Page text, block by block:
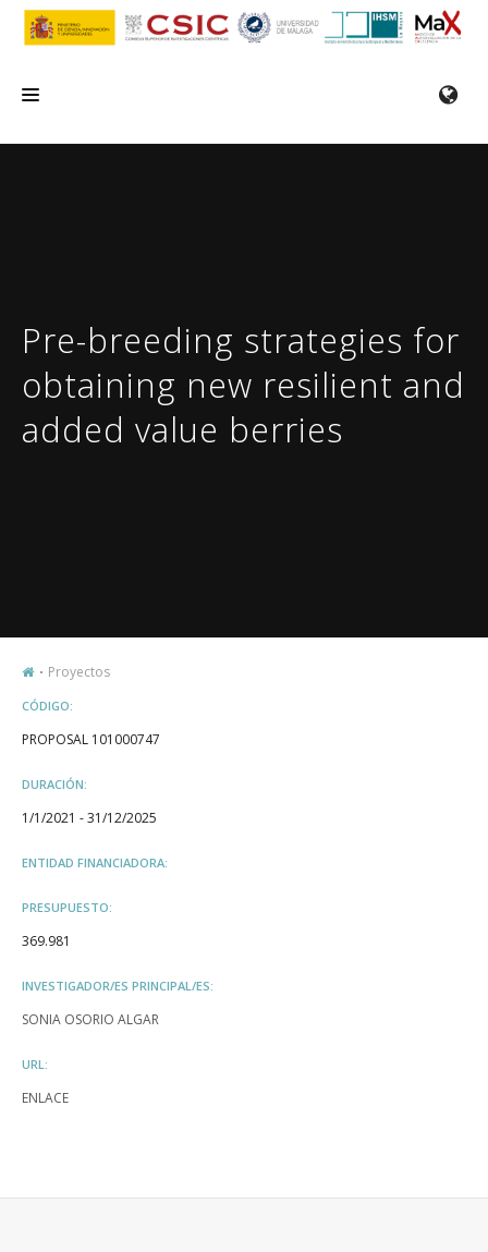
FORMACIÓN/SEMINARIOS
EMPLEO
COMUNICACIÓN
Pre-breeding strategies for
obtaining new resilient and
added value berries
Proyectos
CÓDIGO:
PROPOSAL 101000747
DURACIÓN:
1/1/2021 - 31/12/2025
ENTIDAD FINANCIADORA:
PRESUPUESTO:
369.981
INVESTIGADOR/ES PRINCIPAL/ES:
SONIA OSORIO ALGAR
URL:
ENLACE